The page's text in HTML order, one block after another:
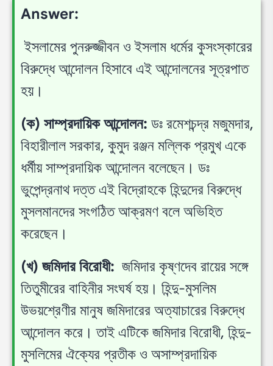
Answer:
ইসলামের পুনরুজ্জীবন ও ইসলাম ধর্মের কুসংস্কারের
বিরুদ্ধে আন্দোলন হিসাবে এই আন্দোলনের সূত্রপাত
হয়।
(ক) সাম্প্রদায়িক আন্দোলন: ডঃ রমেশচন্দ্র মজুমদার,
বিহারীলাল সরকার, কুমুদ রঞ্জন মল্লিক প্রমুখ একে
ধর্মীয় সাম্প্রদায়িক আন্দোলন বলেছেন। ডঃ
ভুপেন্দ্রনাথ দত্ত এই বিদ্রোহকে হিন্দুদের বিরুদ্ধে
মুসলমানদের সংগঠিত আক্রমণ বলে অভিহিত
করেছেন।
(খ) জমিদার বিরোধী: জমিদার কৃষ্ণদেব রায়ের সঙ্গে
তিতুমীরের বাহিনীর সংঘর্ষ হয়। হিন্দু-মুসলিম
উভয়শ্রেণীর মানুষ জমিদারের অত্যাচারের বিরুদ্ধে
আন্দোলন করে। তাই এটিকে জমিদার বিরোধী, হিন্দু-
মুসলিমের ঐক্যের প্রতীক ও অসাম্প্রদায়িক